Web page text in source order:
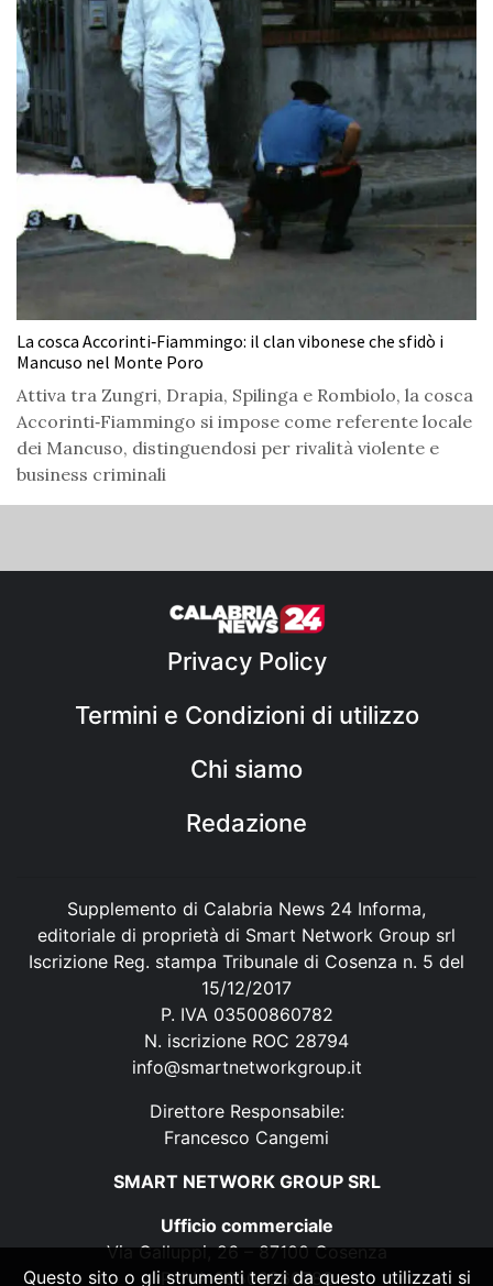
La cosca Accorinti‑Fiammingo: il clan vibonese che sfidò i
Mancuso nel Monte Poro
Attiva tra Zungri, Drapia, Spilinga e Rombiolo, la cosca
Accorinti‑Fiammingo si impose come referente locale
dei Mancuso, distinguendosi per rivalità violente e
business criminali
Privacy Policy
Termini e Condizioni di utilizzo
Chi siamo
Redazione
Supplemento di Calabria News 24 Informa,
editoriale di proprietà di Smart Network Group srl
Iscrizione Reg. stampa Tribunale di Cosenza n. 5 del
15/12/2017
P. IVA 03500860782
N. iscrizione ROC 28794
info@smartnetworkgroup.it
Direttore Responsabile:
Francesco Cangemi
SMART NETWORK GROUP SRL
Ufficio commerciale
Via Galluppi, 26 – 87100 Cosenza
P. IVA 03500860782
Questo sito o gli strumenti terzi da questo utilizzati si